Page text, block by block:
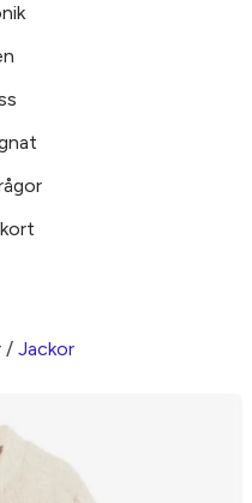
/ Jackor